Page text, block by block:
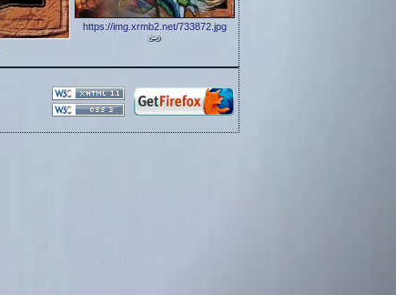
https://img.xrmb2.net/733872.jpg